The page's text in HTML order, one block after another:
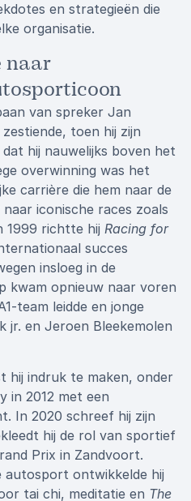
en strategieën die
organisatie.
naar
van spreker Jan
toen hij zijn
hij nauwelijks boven het
overwinning was het
carrière die hem naar de
iconische races zoals
1999 richtte hij Racing for
succes
insloeg in de
kwam opnieuw naar voren
team leidde en jonge
jr. en Jeroen Bleekemolen
hij indruk te maken, onder
in 2012 met een
In 2020 schreef hij zijn
hij de rol van sportief
Prix in Zandvoort.
autosport ontwikkelde hij
tai chi, meditatie en The